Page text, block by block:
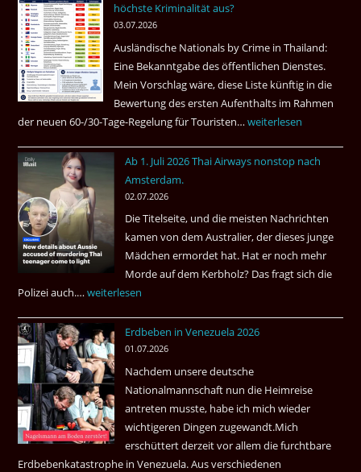
Gebiet
höchste Kriminalität aus?
03.07.2026
Ausländische Nationals by Crime in Thailand:
Eine Bekanntgabe des öffentlichen Dienstes.
Mein Vorschlag wäre, diese Liste künftig in die
Bewertung des ersten Aufenthalts im Rahmen
der neuen 60-/30-Tage-Regelung für Touristen…Tourismus:
Einreiseland
höchste
Kriminalität
aus?
weiterlesen
Ab 1. Juli 2026 Thai Airways nonstop nach
Amsterdam.
02.07.2026
Die Titelseite, und die meisten Nachrichten
kamen von dem Australier, der dieses junge
Mädchen ermordet hat. Hat er noch mehr
Morde auf dem Kerbholz? Das fragt sich die
Polizei auch.…Ab
Juli
2026
Thai
Airways
nonstop
nach
Amsterdam.
weiterlesen
Erdbeben in Venezuela 2026
01.07.2026
Nachdem unsere deutsche
Nationalmannschaft nun die Heimreise
antreten musste, habe ich mich wieder
wichtigeren Dingen zugewandt.Mich
erschüttert derzeit vor allem die furchtbare
Erdbebenkatastrophe in Venezuela. Aus verschiedenen